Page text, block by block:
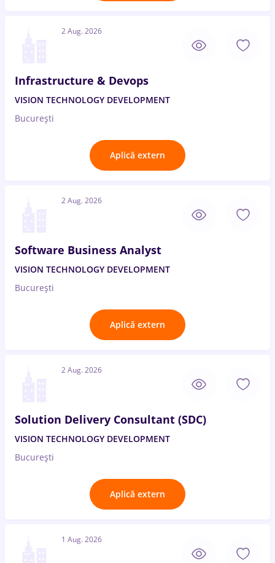
2 Aug. 2026
Infrastructure & Devops
VISION TECHNOLOGY DEVELOPMENT
București
Aplică extern
2 Aug. 2026
Software Business Analyst
VISION TECHNOLOGY DEVELOPMENT
București
Aplică extern
2 Aug. 2026
Solution Delivery Consultant (SDC)
VISION TECHNOLOGY DEVELOPMENT
București
Aplică extern
1 Aug. 2026